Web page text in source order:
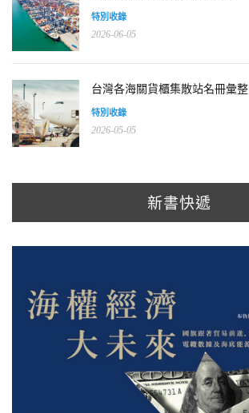
特別收錄
2026-06-05
台灣各海關貨櫃集散站名冊彙整
特別收錄
2026-05-05
新書快遞